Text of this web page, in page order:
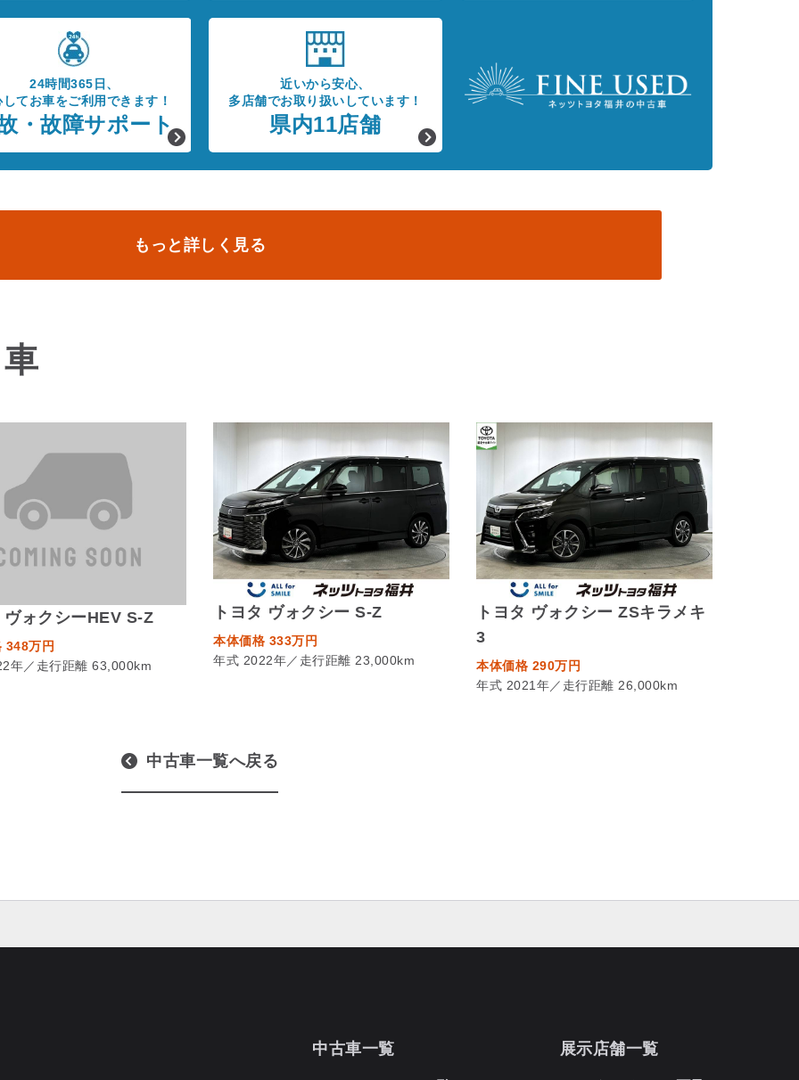
24時間365日、
てお車をご利用できます！
・故障サポート
近いから安心、
多店舗でお取り扱いしています！
県内11店舗
もっと詳しく見る
ヴォクシーHEV S-Z
348万円
年／走行距離 63,000km
トヨタ ヴォクシー S-Z
本体価格 333万円
年式 2022年／走行距離 23,000km
トヨタ ヴォクシー ZSキラメキ
3
本体価格 290万円
年式 2021年／走行距離 26,000km
中古車一覧へ戻る
展示店舗一覧
中古車一覧